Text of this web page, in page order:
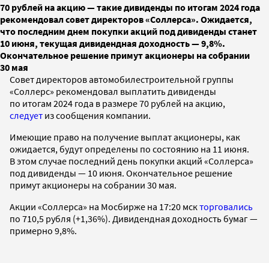
70 рублей на акцию — такие дивиденды по итогам 2024 года
рекомендовал совет директоров «Соллерса». Ожидается,
что последним днем покупки акций под дивиденды станет
10 июня, текущая дивидендная доходность — 9,8%.
Окончательное решение примут акционеры на собрании
30 мая
Совет директоров автомобилестроительной группы
«Соллерс» рекомендовал выплатить дивиденды
по итогам 2024 года в размере 70 рублей на акцию,
следует из сообщения компании.
Имеющие право на получение выплат акционеры, как
ожидается, будут определены по состоянию на 11 июня.
В этом случае последний день покупки акций «Соллерса»
под дивиденды — 10 июня. Окончательное решение
примут акционеры на собрании 30 мая.
Акции «Соллерса» на Мосбирже на 17:20 мскторговались
по 710,5 рубля (+1,36%). Дивидендная доходность бумаг —
примерно 9,8%.